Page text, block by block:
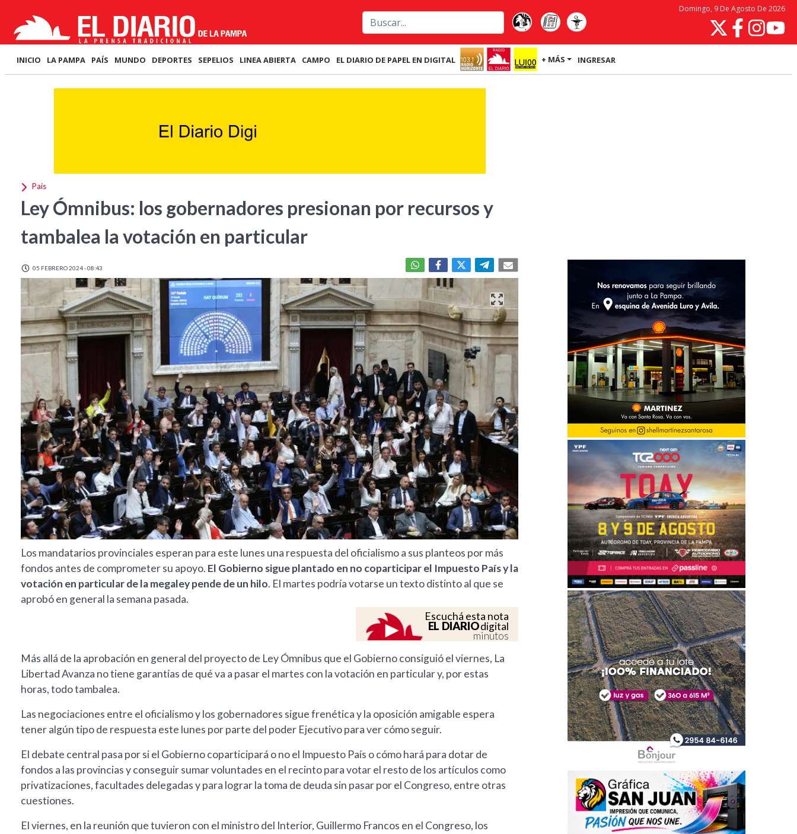
Domingo, 9 De Agosto De 2026
INICIO LA PAMPA PAÍS MUNDO DEPORTES SEPELIOS LINEA ABIERTA CAMPO EL DIARIO DE PAPEL EN DIGITAL + MÁS INGRESAR
País
Ley Ómnibus: los gobernadores presionan por recursos y
tambalea la votación en particular
05 FEBRERO 2024 - 08:43
Los mandatarios provinciales esperan para este lunes una respuesta del oficialismo a sus planteos por más
fondos antes de comprometer su apoyo. El Gobierno sigue plantado en no coparticipar el Impuesto País y la
votación en particular de la megaley pende de un hilo. El martes podría votarse un texto distinto al que se
aprobó en general la semana pasada.
Escuchá esta nota
EL DIARIOdigital
minutos
Más allá de la aprobación en general del proyecto de Ley Ómnibus que el Gobierno consiguió el viernes, La
Libertad Avanza no tiene garantías de qué va a pasar el martes con la votación en particular y, por estas
horas, todo tambalea.
Las negociaciones entre el oficialismo y los gobernadores sigue frenética y la oposición amigable espera
tener algún tipo de respuesta este lunes por parte del poder Ejecutivo para ver cómo seguir.
El debate central pasa por si el Gobierno coparticipará o no el Impuesto País o cómo hará para dotar de
fondos a las provincias y conseguir sumar voluntades en el recinto para votar el resto de los artículos como
privatizaciones, facultades delegadas y para lograr la toma de deuda sin pasar por el Congreso, entre otras
cuestiones.
El viernes, en la reunión que tuvieron con el ministro del Interior, Guillermo Francos en el Congreso, los